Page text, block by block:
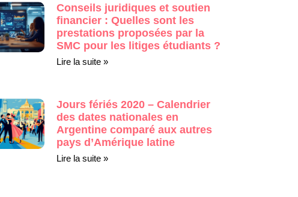
Conseils juridiques et soutien
financier : Quelles sont les
prestations proposées par la
SMC pour les litiges étudiants ?
Lire la suite »
Jours fériés 2020 – Calendrier
des dates nationales en
Argentine comparé aux autres
pays d’Amérique latine
Lire la suite »